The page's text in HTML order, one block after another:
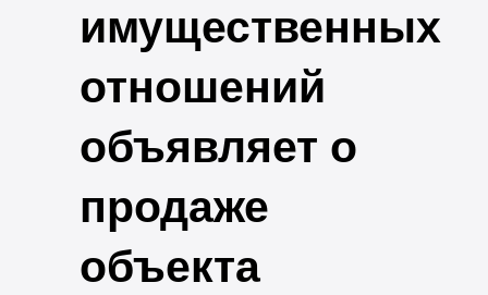
имущественных
отношений
объявляет о
продаже
объекта